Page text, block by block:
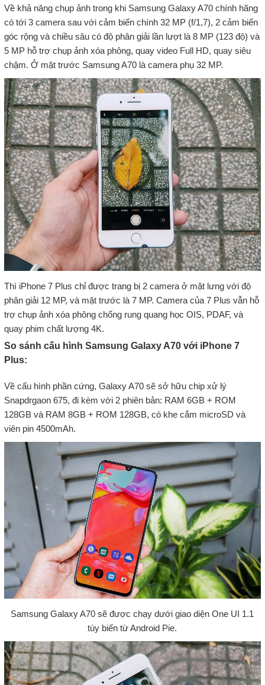
Về khả năng chụp ảnh trong khi Samsung Galaxy A70 chính hãng
có tới 3 camera sau với cảm biến chính 32 MP (f/1,7), 2 cảm biến
góc rộng và chiều sâu có độ phân giải lần lượt là 8 MP (123 độ) và
5 MP hỗ trợ chụp ảnh xóa phông, quay video Full HD, quay siêu
chậm. Ở mặt trước Samsung A70 là camera phụ 32 MP.
Thì iPhone 7 Plus chỉ được trang bị 2 camera ở mặt lưng với độ
phân giải 12 MP, và mặt trước là 7 MP. Camera của 7 Plus vẫn hỗ
trợ chụp ảnh xóa phông chống rung quang học OIS, PDAF, và
quay phim chất lượng 4K.
So sánh cấu hình Samsung Galaxy A70 với iPhone 7
Plus:
Về cấu hình phần cứng, Galaxy A70 sẽ sở hữu chip xử lý
Snapdrgaon 675, đi kèm với 2 phiên bản: RAM 6GB + ROM
128GB và RAM 8GB + ROM 128GB, có khe cắm microSD và
viên pin 4500mAh.
Samsung Galaxy A70 sẽ được chạy dưới giao diện One UI 1.1
tùy biến từ Android Pie.